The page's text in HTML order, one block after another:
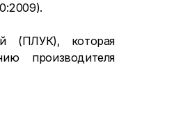
(ПЛУК), которая
производителя